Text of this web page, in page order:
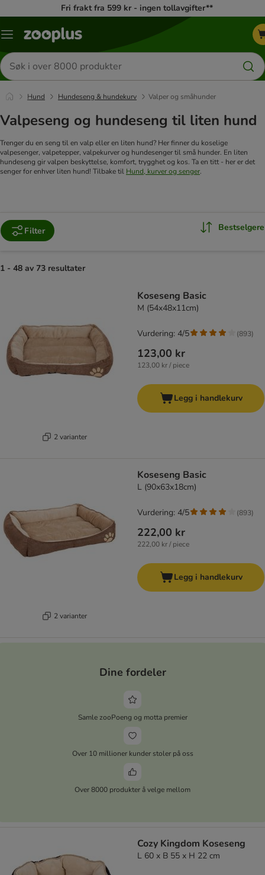
Fri frakt fra 599 kr - ingen tollavgifter**
Katalogmeny
Søk
etter
produkter
Hund Hundeseng & hundekurv Valper og småhunder
Valpeseng og hundeseng til liten hund
Trenger du en seng til en valp eller en liten hund? Her finner du koselige
valpesenger, valpetepper, valpekurver og hundesenger til små hunder. En liten
hundeseng gir valpen beskyttelse, komfort, trygghet og kos. Ta en titt - her er det
senger for enhver liten hund! Tilbake til Hund, kurver og senger.
Filter Bestselgere
1 - 48 av 73 resultater
2 varianter
Koseseng Basic
M (54x48x11cm)
123,00 kr
123,00 kr / piece
Vurdering: 4/5 (893)
Legg i handlekurv
2 varianter
Koseseng Basic
L (90x63x18cm)
222,00 kr
222,00 kr / piece
Vurdering: 4/5 (893)
Legg i handlekurv
Dine fordeler
Samle zooPoeng og motta premier
Over 10 millioner kunder stoler på oss
Over 8000 produkter å velge mellom
Cozy Kingdom Koseseng
L 60 x B 55 x H 22 cm